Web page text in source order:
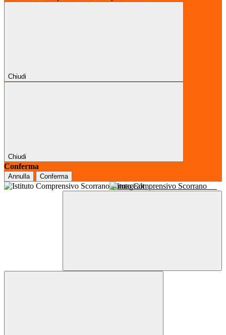
Chiudi
Chiudi
Conferma
Annulla Conferma
Istituto Comprensivo Scorrano